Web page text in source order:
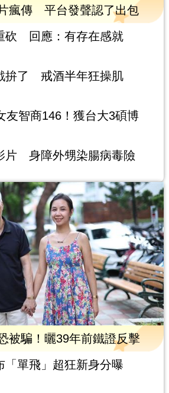
瘋傳 平台發聲認了出包
砍 回應：有存在感就
拚了 戒酒半年狂操肌
友智商146！獲台大3碩博
片 身障外甥染腸病毒險
被騙！曬39年前鐵證反擊
「單飛」超狂新身分曝